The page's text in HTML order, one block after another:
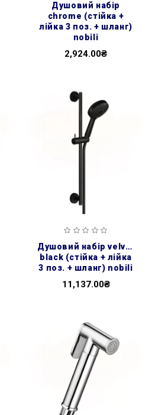
душовий набір
chrome (стійка +
лійка 3 поз. + шланг)
nobili
2,924.00₴
душовий набір velvet
black (стійка + лійка
3 поз. + шланг) nobili
11,137.00₴